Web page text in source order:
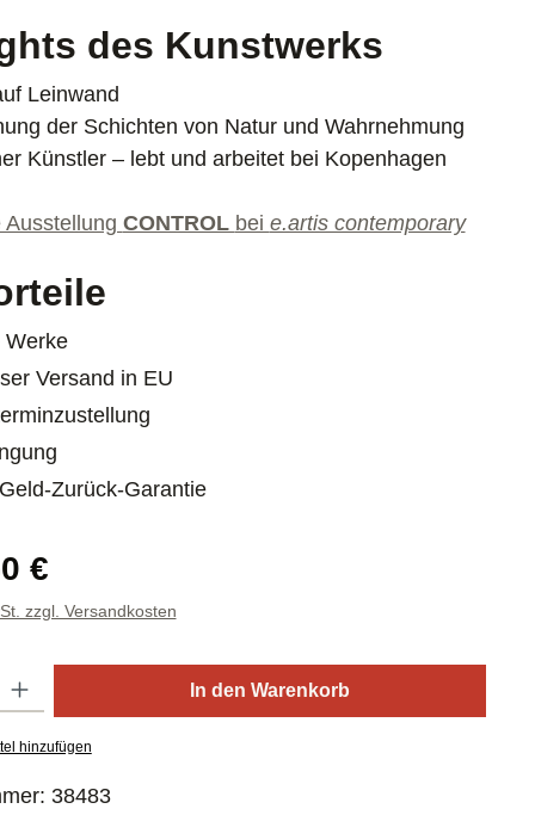
des Kunstwerks
Leinwand
der Schichten von Natur und Wahrnehmung
Künstler – lebt und arbeitet bei Kopenhagen
Ausstellung CONTROL bei e.artis contemporary
Werke
Versand in EU
Zurück-Garantie
€
zzgl. Versandkosten
In den Warenkorb
hinzufügen
38483